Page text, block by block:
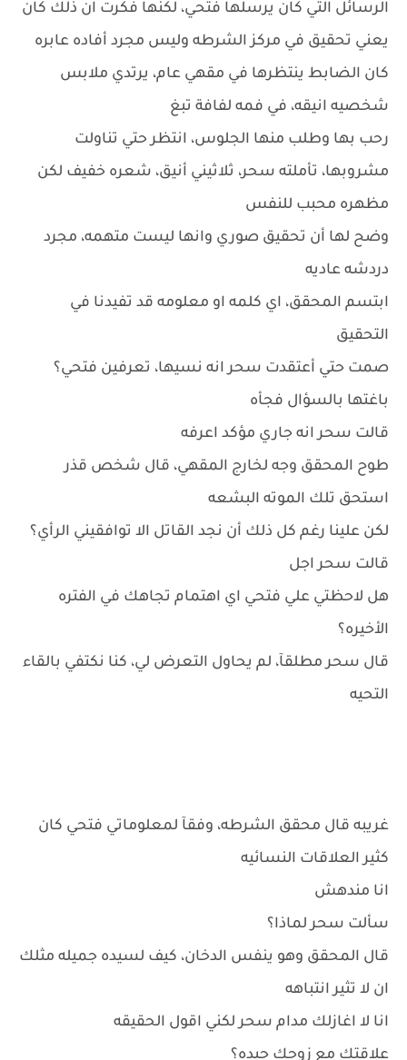
الرسائل التي كان يرسلها فتحي، لكنها فكرت ان ذلك كان
يعني تحقيق في مركز الشرطه وليس مجرد أفاده عابره
كان الضابط ينتظرها في مقهي عام، يرتدي ملابس
شخصيه انيقه، في فمه لفافة تبغ
رحب بها وطلب منها الجلوس، انتظر حتي تناولت
مشروبها، تأملته سحر، ثلاثيني أنيق، شعره خفيف لكن
مظهره محبب للنفس
وضح لها أن تحقيق صوري وانها ليست متهمه، مجرد
دردشه عاديه
ابتسم المحقق، اي كلمه او معلومه قد تفيدنا في
التحقيق
صمت حتي أعتقدت سحر انه نسيها، تعرفين فتحي؟
باغتها بالسؤال فجأه
قالت سحر انه جاري مؤكد اعرفه
طوح المحقق وجه لخارج المقهي، قال شخص قذر
استحق تلك الموته البشعه
لكن علينا رغم كل ذلك أن نجد القاتل الا توافقيني الرأي؟
قالت سحر اجل
هل لاحظتي علي فتحي اي اهتمام تجاهك في الفتره
الأخيره؟
قال سحر مطلقآ، لم يحاول التعرض لي، كنا نكتفي بالقاء
التحيه
غريبه قال محقق الشرطه، وفقآ لمعلوماتي فتحي كان
كثير العلاقات النسائيه
انا مندهش
سألت سحر لماذا؟
قال المحقق وهو ينفس الدخان، كيف لسيده جميله مثلك
ان لا تثير انتباهه
انا لا اغازلك مدام سحر لكني اقول الحقيقه
علاقتك مع زوجك جيده؟